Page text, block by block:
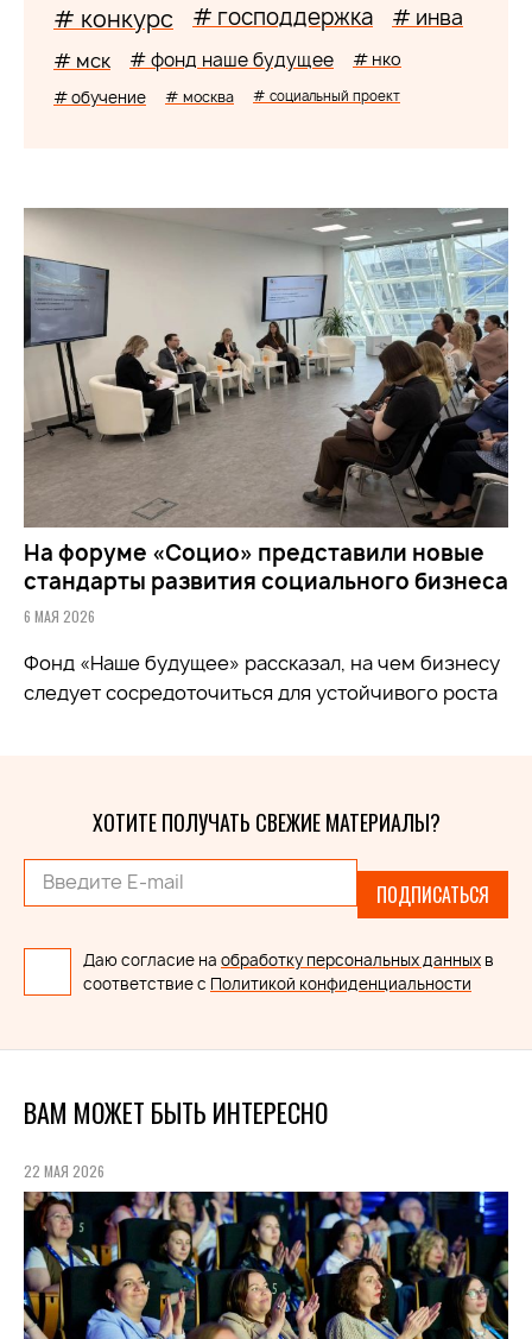
# конкурс # господдержка # инва
# мск # фонд наше будущее # нко
# обучение # москва # социальный проект
На форуме «Социо» представили новые
стандарты развития социального бизнеса
6 МАЯ 2026
Фонд «Наше будущее» рассказал, на чем бизнесу
следует сосредоточиться для устойчивого роста
ХОТИТЕ ПОЛУЧАТЬ СВЕЖИЕ МАТЕРИАЛЫ?
ПОДПИСАТЬСЯ
Даю согласие на обработку персональных данных в
соответствие с Политикой конфиденциальности
ВАМ МОЖЕТ БЫТЬ ИНТЕРЕСНО
22 МАЯ 2026